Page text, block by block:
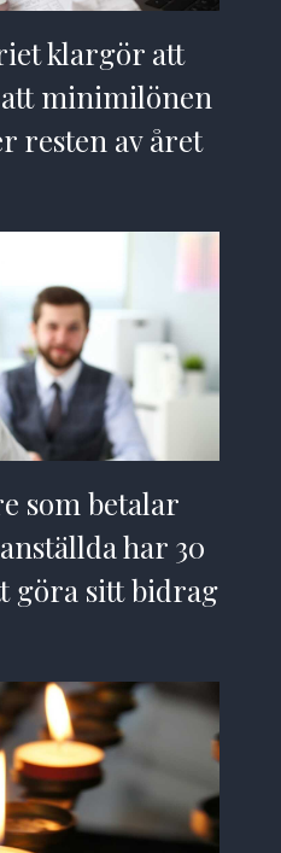
klargör att
minimilönen
resten av året
som betalar
har 30
göra sitt bidrag